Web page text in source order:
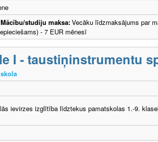
Mācību/studiju maksa:Vecāku līdzmaksājums par
- 7 EUR mēnesī
I - taustiņinstrumentu
ievirzes izglītība līdztekus pamatskolas 1.-9.